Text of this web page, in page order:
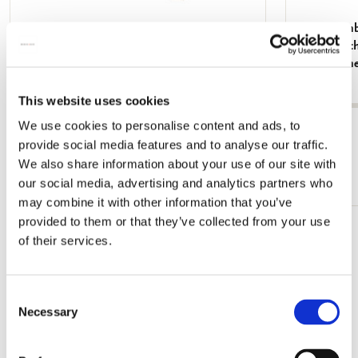
This website uses cookies
We use cookies to personalise content and ads, to
provide social media features and to analyse our traffic.
We also share information about your use of our site with
our social media, advertising and analytics partners who
may combine it with other information that you’ve
provided to them or that they’ve collected from your use
of their services.
Selection
Necessary
Beautiful Flowers, Ingrid Smuling
White
Alle anzeigen von Kartensets
Mehr von Quadratische Kartensets